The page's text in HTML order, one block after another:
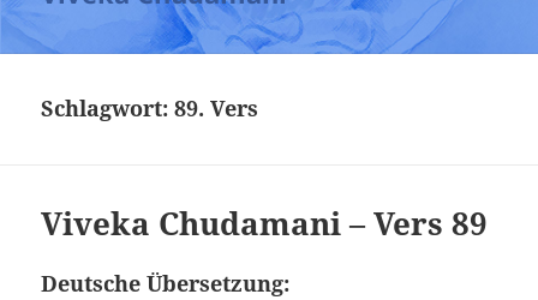
WIDGETS
Schlagwort:89. Vers
Viveka Chudamani – Vers 89
Deutsche Übersetzung: